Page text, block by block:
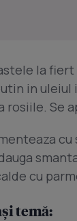
la
in uleiul
rosiile. Se
cu
cu
temă: